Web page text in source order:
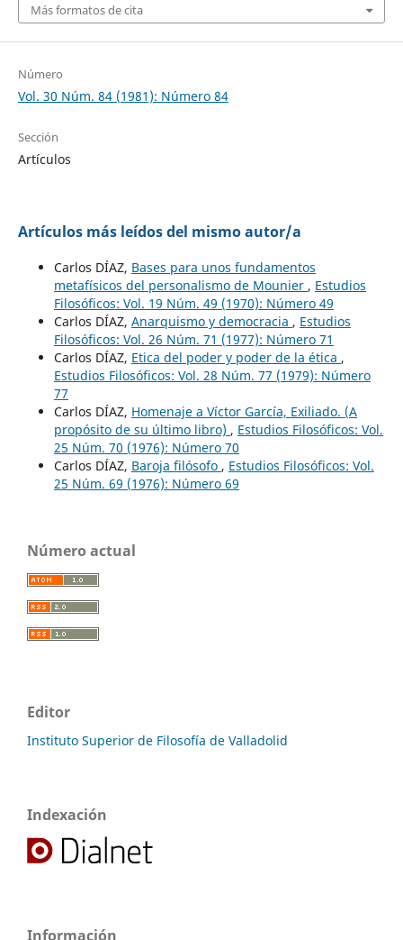
Más formatos de cita
Número
Vol. 30 Núm. 84 (1981): Número 84
Sección
Artículos
Artículos más leídos del mismo autor/a
Carlos DÍAZ, Bases para unos fundamentos
metafísicos del personalismo de Mounier , Estudios
Filosóficos: Vol. 19 Núm. 49 (1970): Número 49
Carlos DÍAZ, Anarquismo y democracia , Estudios
Filosóficos: Vol. 26 Núm. 71 (1977): Número 71
Carlos DÍAZ, Etica del poder y poder de la ética ,
Estudios Filosóficos: Vol. 28 Núm. 77 (1979): Número
77
Carlos DÍAZ, Homenaje a Víctor García, Exiliado. (A
propósito de su último libro) , Estudios Filosóficos: Vol.
25 Núm. 70 (1976): Número 70
Carlos DÍAZ, Baroja filósofo , Estudios Filosóficos: Vol.
25 Núm. 69 (1976): Número 69
Número actual
Editor
Instituto Superior de Filosofía de Valladolid
Indexación
Información